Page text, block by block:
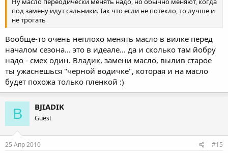
под замену идут сальники. Так что если не потекло, то лучше и
не трогать
Вообще-то очень неплохо менять масло в вилке перед
началом сезона... это в идеале... да и сколько там йобру
надо - смех один. Владик, замени масло, вылив старое
ты ужаснешься "черной водичке", которая и на масло
будет похожа только пленкой :)
B BJIADIK
Guest
25 Апр 2010 #15